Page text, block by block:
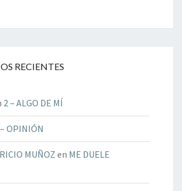
RECIENTES
2 – ALGO DE MÍ
OPINIÓN
MUÑOZen ME DUELE